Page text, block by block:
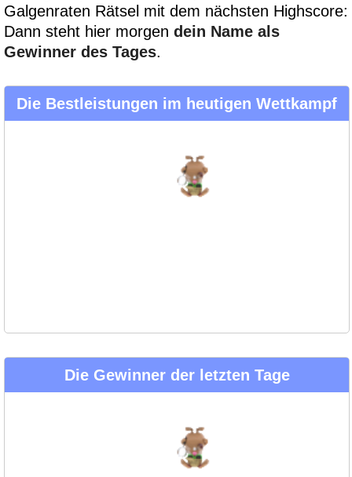
Galgenraten Rätsel mit dem nächsten Highscore:
Dann steht hier morgen dein Name als
Gewinner des Tages.
Die Bestleistungen im heutigen Wettkampf
Die Gewinner der letzten Tage